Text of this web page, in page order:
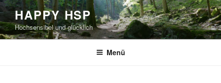
Zum
Inhalt
springen
HAPPY HSP
Hochsensibel und glücklich
Menü